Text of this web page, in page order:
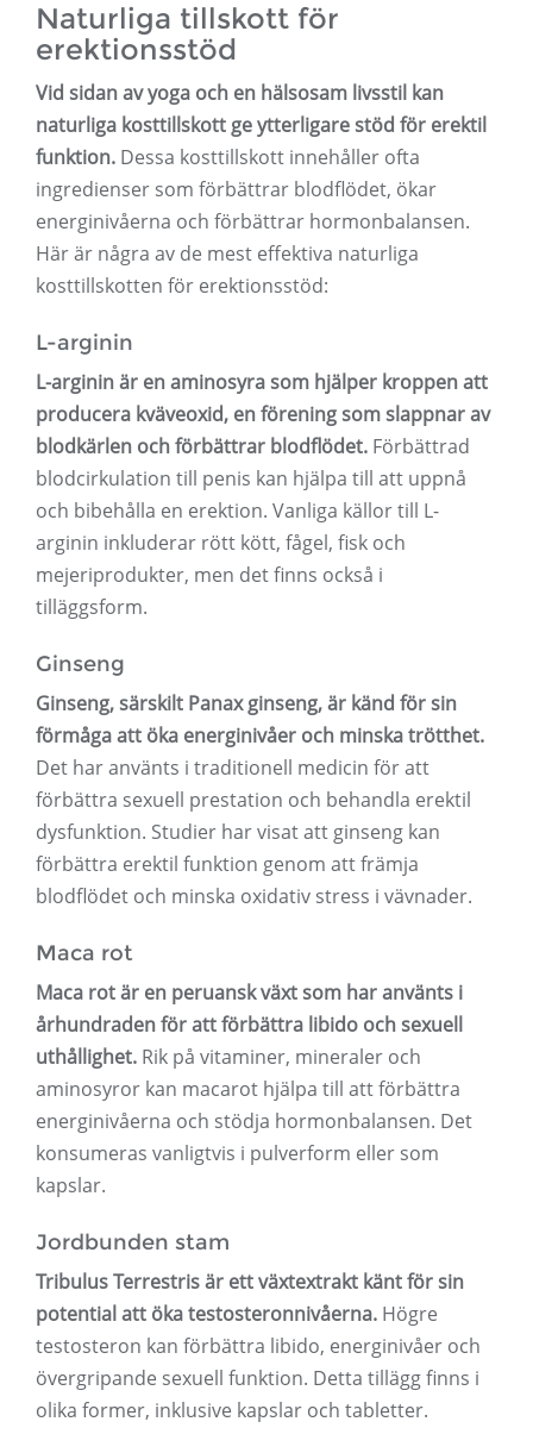
Naturliga tillskott för
erektionsstöd
Vid sidan av yoga och en hälsosam livsstil kan
naturliga kosttillskott ge ytterligare stöd för erektil
funktion. Dessa kosttillskott innehåller ofta
ingredienser som förbättrar blodflödet, ökar
energinivåerna och förbättrar hormonbalansen.
Här är några av de mest effektiva naturliga
kosttillskotten för erektionsstöd:
L-arginin
L-arginin är en aminosyra som hjälper kroppen att
producera kväveoxid, en förening som slappnar av
blodkärlen och förbättrar blodflödet. Förbättrad
blodcirkulation till penis kan hjälpa till att uppnå
och bibehålla en erektion. Vanliga källor till L-
arginin inkluderar rött kött, fågel, fisk och
mejeriprodukter, men det finns också i
tilläggsform.
Ginseng
Ginseng, särskilt Panax ginseng, är känd för sin
förmåga att öka energinivåer och minska trötthet.
Det har använts i traditionell medicin för att
förbättra sexuell prestation och behandla erektil
dysfunktion. Studier har visat att ginseng kan
förbättra erektil funktion genom att främja
blodflödet och minska oxidativ stress i vävnader.
Maca rot
Maca rot är en peruansk växt som har använts i
århundraden för att förbättra libido och sexuell
uthållighet. Rik på vitaminer, mineraler och
aminosyror kan macarot hjälpa till att förbättra
energinivåerna och stödja hormonbalansen. Det
konsumeras vanligtvis i pulverform eller som
kapslar.
Jordbunden stam
Tribulus Terrestris är ett växtextrakt känt för sin
potential att öka testosteronnivåerna. Högre
testosteron kan förbättra libido, energinivåer och
övergripande sexuell funktion. Detta tillägg finns i
olika former, inklusive kapslar och tabletter.